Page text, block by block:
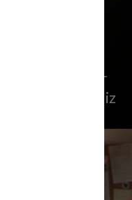
Mifflin em
um novo
um jornal
e passa tentar
voluntários”, diz